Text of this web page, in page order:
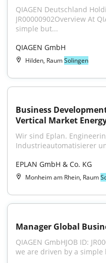
QIAGEN Deutschland
JR00000902Overview At
simple but...
QIAGEN GmbH
Hilden, RaumSolingen
Business
Vertical Market
Wir sind Eplan.
Industrieautomatisierer
EPLAN GmbH & Co. KG
Monheim am Rhein, Raum
Manager Global
QIAGEN GmbHJOB ID:
we are driven by a